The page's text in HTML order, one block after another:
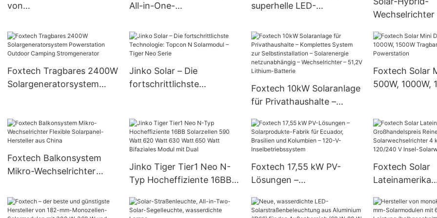
von
men | Foxtech Solar
All-in-One-
integrierter LED (30 W, 60
W, 80 W, 100 W)
superhelle LED-
50 W, 60 W, 80 W, 100 W,
120 W)
Wechselrichter
Wechselrichter
MPPT
Solar-
Foxtech Tragbares 2400W
Solargeneratorsystem
Jinko Solar – Die
fortschrittlichste
Serie
Foxtech 10kW Solaranlage
für Privathaushalte –
Selbstinstallation –
Solarenergie
netzunabhängig –
Wechselrichter – 51,2V
Lithium-Batterie
Foxtech Solar
500W, 1000W,
Foxtech Balkonsystem
Mikro-Wechselrichter
Hersteller aus China
Jinko Tiger Tier1 Neo N-
Typ Hocheffiziente 16BB
Watt 630 Watt 650 Watt
Foxtech 17,55 kW PV-
Lösungen –
Ecuador, Brasilien und
Foxtech Solar
Lateinamerika
Sinus-